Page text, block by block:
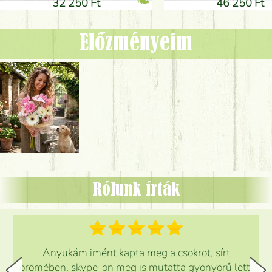
Előzményeim
Rólunk írták
Anyukám imént kapta meg a csokrot, sírt
örömében, skype-on meg is mutatta gyönyörű lett.